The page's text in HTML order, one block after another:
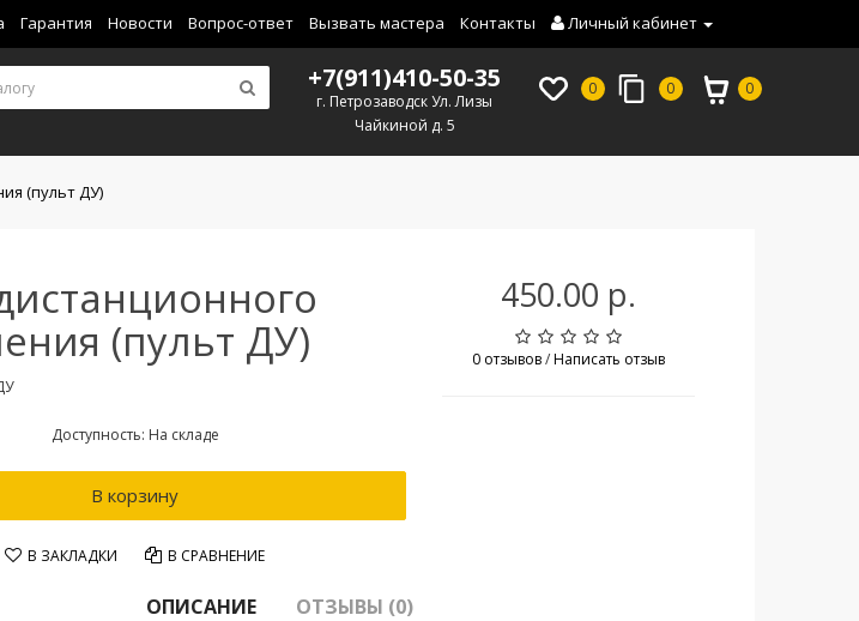
Гарантия Новости Вопрос-ответ Вызвать мастера Контакты Личный кабинет
+7(911)410-50-35
г. Петрозаводск Ул. Лизы
Чайкиной д. 5
0 0 0
(пульт ДУ)
(пульт ДУ)
Доступность: На складе
В корзину
В ЗАКЛАДКИ В СРАВНЕНИЕ
450.00 р.
0 отзывов/Написать отзыв
ОПИСАНИЕ ОТЗЫВЫ (0)